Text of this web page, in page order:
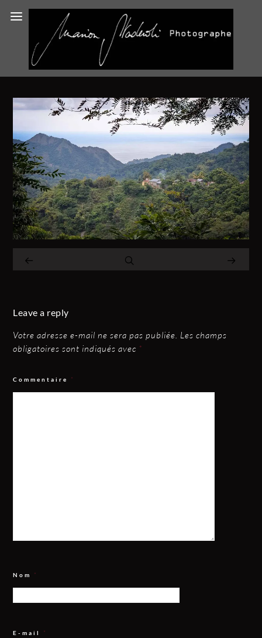
Leave a reply
Votre adresse e-mail ne sera pas publiée. Les champs
obligatoires sont indiqués avec *
Commentaire *
Nom *
E-mail *